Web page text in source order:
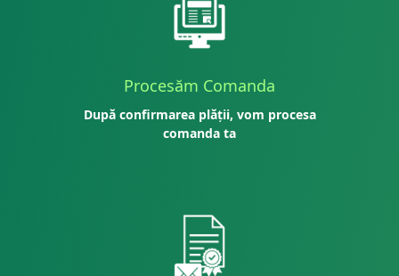
Procesăm Comanda
După confirmarea plății, vom procesa
comanda ta